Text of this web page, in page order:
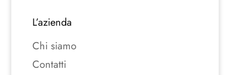
L’azienda
Chi siamo
Contatti